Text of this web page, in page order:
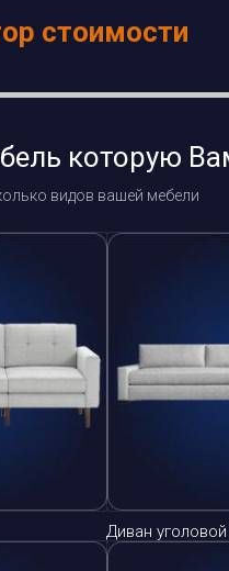
стоимости
которую
видов вашей мебели
Диван уголовой